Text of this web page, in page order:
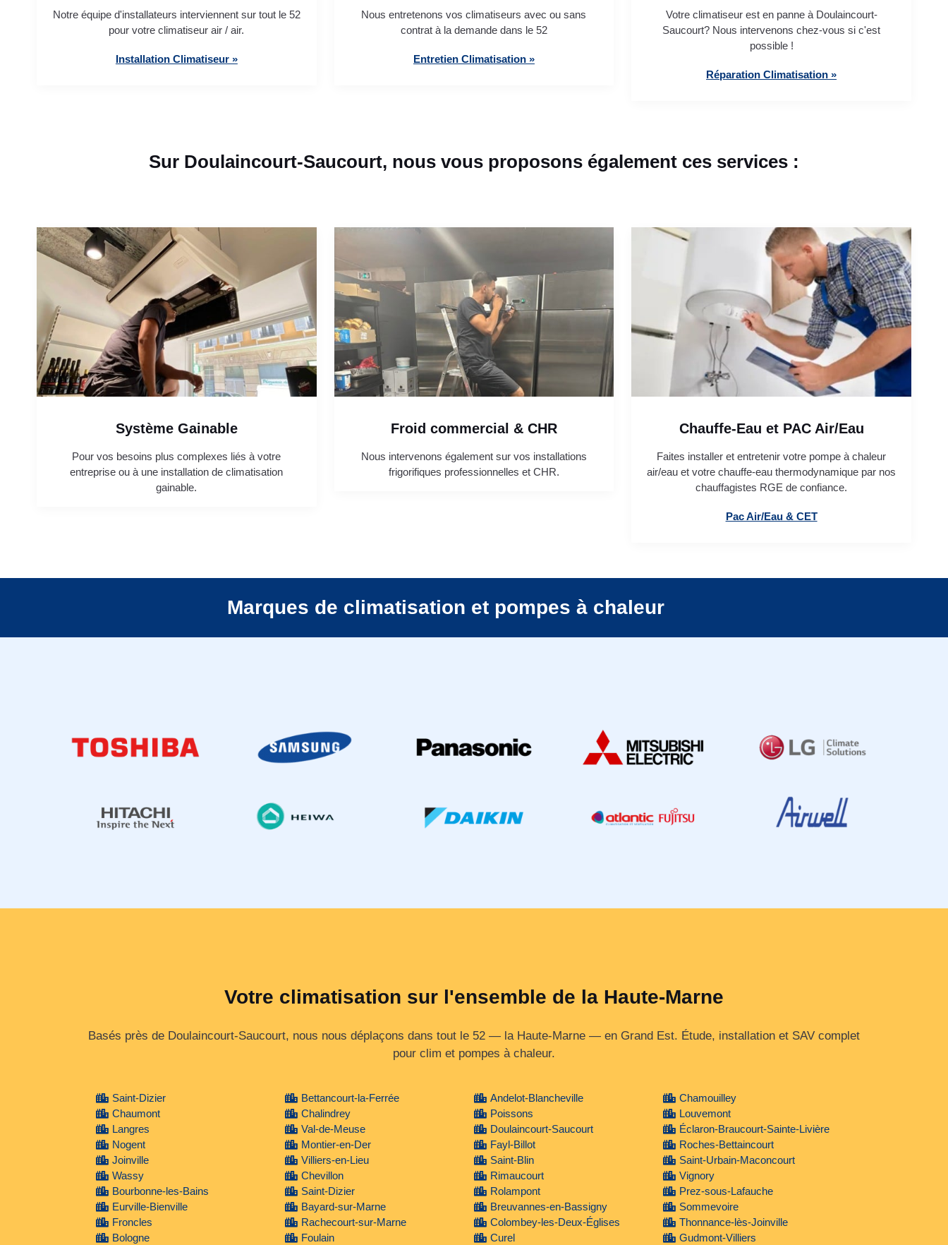
Notre équipe d'installateurs interviennent sur tout le 52
pour votre climatiseur air / air.
Installation Climatiseur »
Nous entretenons vos climatiseurs avec ou sans
contrat à la demande dans le 52
Entretien Climatisation »
Votre climatiseur est en panne à Doulaincourt-
Saucourt? Nous intervenons chez-vous si c'est
possible !
Réparation Climatisation »
Sur Doulaincourt-Saucourt, nous vous proposons également ces services :
Système Gainable
Pour vos besoins plus complexes liés à votre
entreprise ou à une installation de climatisation
gainable.
Froid commercial & CHR
Nous intervenons également sur vos installations
frigorifiques professionnelles et CHR.
Chauffe-Eau et PAC Air/Eau
Faites installer et entretenir votre pompe à chaleur
air/eau et votre chauffe-eau thermodynamique par nos
chauffagistes RGE de confiance.
Pac Air/Eau & CET
Marques de climatisation et pompes à chaleur
Votre climatisation sur l'ensemble de la Haute-Marne
Basés près de Doulaincourt-Saucourt, nous nous déplaçons dans tout le 52 — la Haute‑Marne — en Grand Est. Étude, installation et SAV complet
pour clim et pompes à chaleur.
Saint-Dizier
Chaumont
Langres
Nogent
Joinville
Wassy
Bourbonne-les-Bains
Eurville-Bienville
Froncles
Bologne
Bettancourt-la-Ferrée
Chalindrey
Val-de-Meuse
Montier-en-Der
Villiers-en-Lieu
Chevillon
Saint-Dizier
Bayard-sur-Marne
Rachecourt-sur-Marne
Foulain
Andelot-Blancheville
Poissons
Doulaincourt-Saucourt
Fayl-Billot
Saint-Blin
Rimaucourt
Rolampont
Breuvannes-en-Bassigny
Colombey-les-Deux-Églises
Curel
Chamouilley
Louvemont
Éclaron-Braucourt-Sainte-Livière
Roches-Bettaincourt
Saint-Urbain-Maconcourt
Vignory
Prez-sous-Lafauche
Sommevoire
Thonnance-lès-Joinville
Gudmont-Villiers